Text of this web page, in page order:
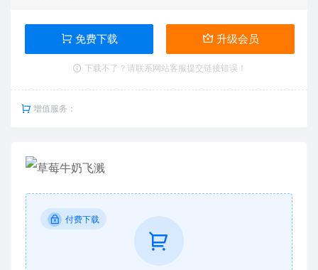
免费下载 升级会员
下载不了？请联系网站客服提交链接错误！
增值服务：
付费下载